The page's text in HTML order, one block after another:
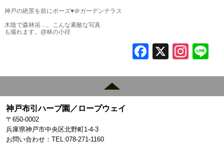
神戸の絶景を前にポーズ♥＠ガーデンテラス
木陰で森林浴…。こんな素敵な写真
も撮れます。@林の小径
F
e
X In
gr
神戸布引ハーブ園／ロープウェイ
〒650-0002
兵庫県神戸市中央区北野町1-4-3
お問い合わせ：TEL:078-271-1160